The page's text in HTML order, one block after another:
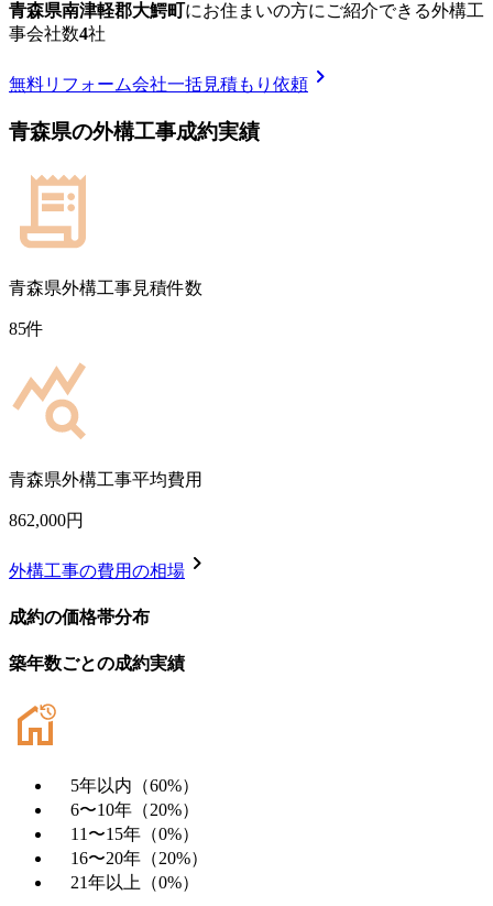
青森県南津軽郡大鰐町にお住まいの方にご紹介できる外構工
事会社数4社
無料リフォーム会社一括見積もり依頼 chevron_right
青森県の外構工事成約実績
青森県外構工事見積件数
85件
青森県外構工事平均費用
862,000円
外構工事の費用の相場 chevron_right
成約の価格帯分布
築年数ごとの成約実績
5年以内 （60%）
6〜10年 （20%）
11〜15年 （0%）
16〜20年 （20%）
21年以上
（0%）